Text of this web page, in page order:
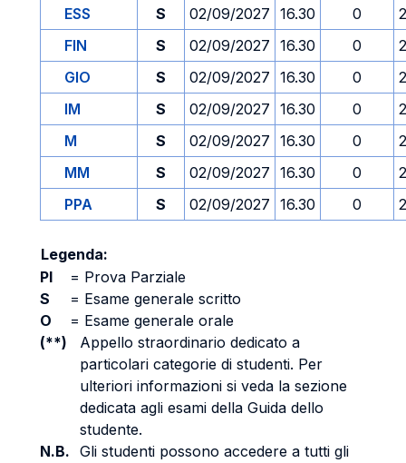
ESS S 02/09/2027 16.30 0
FIN
S 02/09/2027 16.30 0
GIO
S 02/09/2027 16.30 0
IM
S 02/09/2027 16.30 0
M
S 02/09/2027 16.30 0
MM
S 02/09/2027 16.30 0
PPA
S 02/09/2027 16.30 0
Legenda:
PI
= Prova Parziale
S
= Esame generale scritto
O
= Esame generale orale
(**)
Appello straordinario dedicato a
particolari categorie di studenti. Per
ulteriori informazioni si veda la sezione
dedicata agli esami della Guida dello
studente.
N.B. Gli studenti possono accedere a tutti gli